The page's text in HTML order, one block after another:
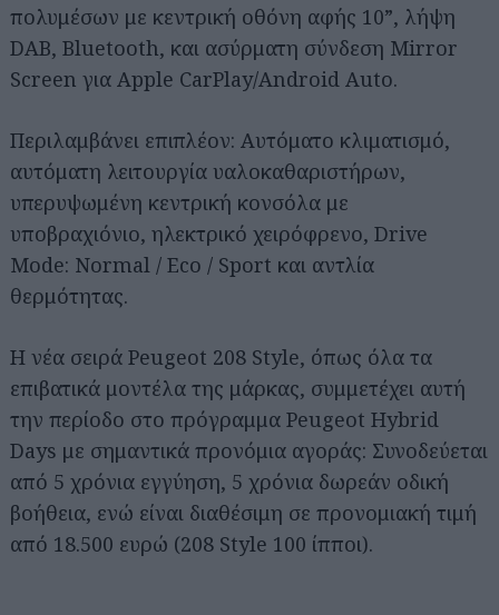
πολυμέσων με κεντρική οθόνη αφής 10”, λήψη
DAB, Bluetooth, και ασύρματη σύνδεση Mirror
Screen για Apple CarPlay/Android Auto.
Περιλαμβάνει επιπλέον: Αυτόματο κλιματισμό,
αυτόματη λειτουργία υαλοκαθαριστήρων,
υπερυψωμένη κεντρική κονσόλα με
υποβραχιόνιο, ηλεκτρικό χειρόφρενο, Drive
Mode: Normal / Eco / Sport και αντλία
θερμότητας.
H νέα σειρά Peugeot 208 Style, όπως όλα τα
επιβατικά μοντέλα της μάρκας, συμμετέχει αυτή
την περίοδο στο πρόγραμμα Peugeot Hybrid
Days με σημαντικά προνόμια αγοράς: Συνοδεύεται
από 5 χρόνια εγγύηση, 5 χρόνια δωρεάν οδική
βοήθεια, ενώ είναι διαθέσιμη σε προνομιακή τιμή
από 18.500 ευρώ (208 Style 100 ίπποι).